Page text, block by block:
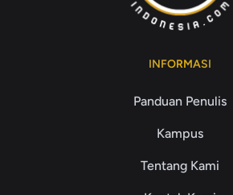
INFORMASI
Panduan Penulis
Kampus
Tentang Kami